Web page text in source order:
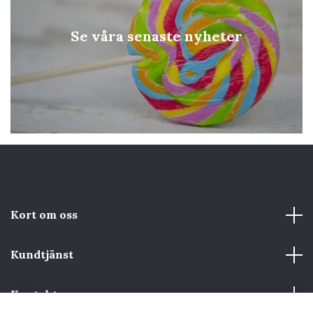
Se våra senaste nyheter
Kort om oss
Kundtjänst
Kontakta oss